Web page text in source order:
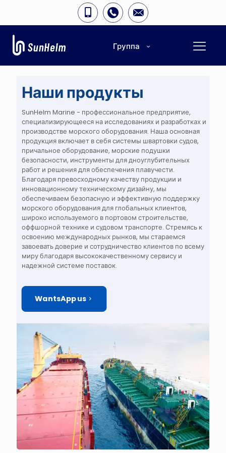
Группа
Наши продукты
SunHelm Marine - профессиональное предприятие,
специализирующееся на исследованиях и разработках и
производстве морского оборудования. Наша основная
продукция включает в себя системы швартовки судов,
причальное оборудование, морские подушки
безопасности, инструменты для дноуглубительных
работ и решения для обеспечения плавучести.
Благодаря превосходному качеству продукции и
инновационному техническому дизайну, мы
обеспечиваем безопасную и эффективную поддержку
морского оборудования для глобальных клиентов,
широко используемого в портовом строительстве,
оффшорной технике и судовом транспорте. Стремясь к
освоению международных рынков, мы стараемся
завоевать доверие и сотрудничество клиентов по всему
миру благодаря высококачественному сервису и
надежной системе поставок.
WantsApp us